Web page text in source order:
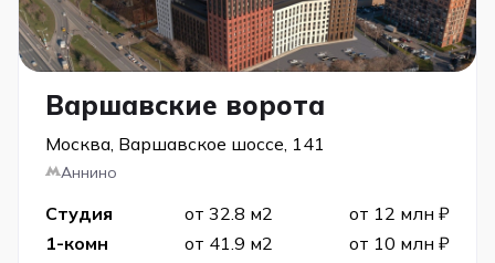
Варшавские ворота
Москва, Варшавское шоссе, 141
Аннино
Студия от 32.8 м2
от 12 млн ₽
1-комн
от 41.9 м2
от 10 млн ₽